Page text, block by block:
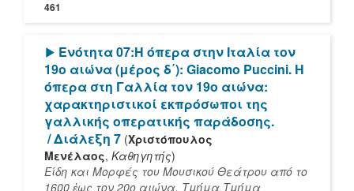
461
[Play]
Ενότητα 07:Η όπερα στην Ιταλία τον
19ο αιώνα (μέρος δ΄): Giacomo Puccini. Η
όπερα στη Γαλλία τον 19ο αιώνα:
χαρακτηριστικοί εκπρόσωποι της
γαλλικής οπερατικής παράδοσης.
/ Διάλεξη 7 (Χριστόπουλος
Μενέλαος, Καθηγητής)
Είδη και Μορφές του Μουσικού Θεάτρου από το
1600 ἐως τον 20ο αιώνα, Τμήμα Τμήμα